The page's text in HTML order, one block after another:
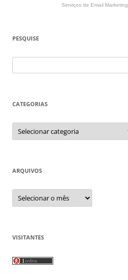
Serviços de Email Marketing
PESQUISE
por:
CATEGORIAS
Categorias
ARQUIVOS
Arquivos
VISITANTES